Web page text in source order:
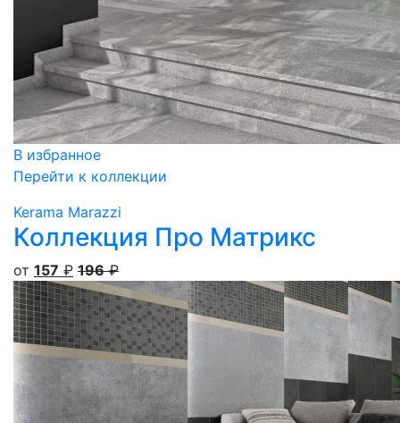
В избранное
Перейти к коллекции
Kerama Marazzi
Коллекция Про Матрикс
от 157 ₽ 196₽